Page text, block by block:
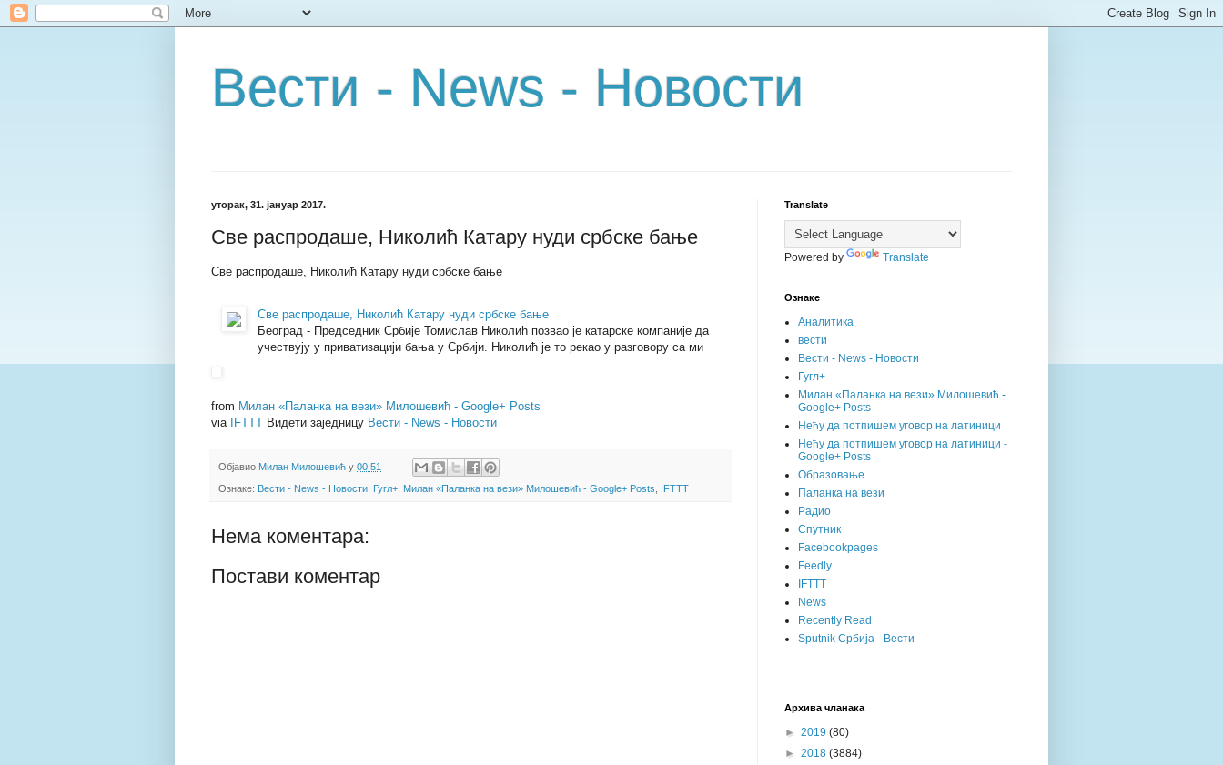
Вести - News - Новости
уторак, 31. јануар 2017.
Све распродаше, Николић Катару нуди србске бање
Све распродаше, Николић Катару нуди србске бање
Све распродаше, Николић Катару нуди србске бање
Београд - Председник Србије Томислав Николић позвао је катарске компаније да
учествују у приватизацији бања у Србији. Николић је то рекао у разговору са ми
from Милан «Паланка на вези» Милошевић - Google+ Posts
via IFTTT Видети заједницу Вести - News - Новости
Објавио Милан Милошевић у 00:51
Ознаке: Вести - News - Новости Гугл+ Милан «Паланка на вези» Милошевић - Google+ Posts IFTTT
Нема коментара:
Постави коментар
Translate
Powered by Translate
Ознаке
Аналитика
вести
Вести - News - Новости
Гугл+
Милан «Паланка на вези» Милошевић -
Google+ Posts
Нећу да потпишем уговор на латиници
Нећу да потпишем уговор на латиници -
Google+ Posts
Образовање
Паланка на вези
Радио
Спутник
Facebookpages
Feedly
IFTTT
News
Recently Read
Sputnik Србија - Вести
Архива чланака
► 2019 (80)
► 2018 (3884)